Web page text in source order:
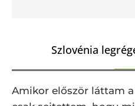
Szlovénia
Amikor először láttam